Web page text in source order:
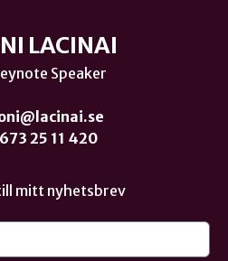
LACINAI
Speaker
25 11 420
mitt nyhetsbrev